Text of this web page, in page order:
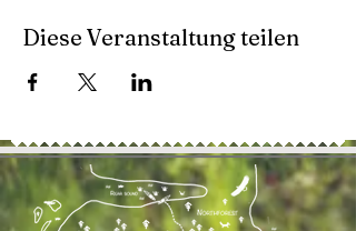
Diese Veranstaltung teilen